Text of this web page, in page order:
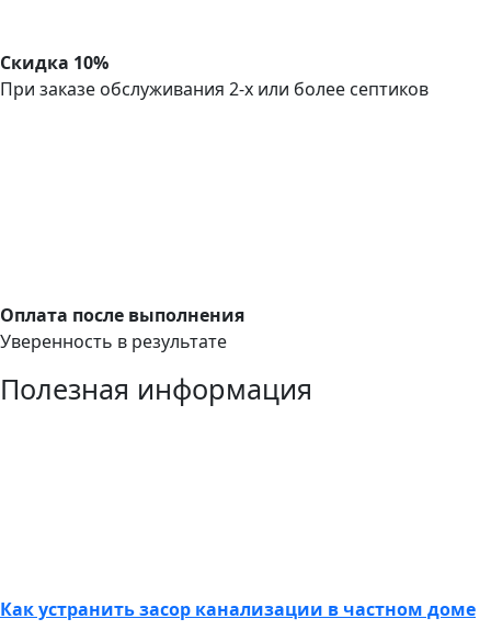
Скидка 10%
При заказе обслуживания 2-х или более септиков
Оплата после выполнения
Уверенность в результате
Полезная информация
Как устранить засор канализации в частном доме